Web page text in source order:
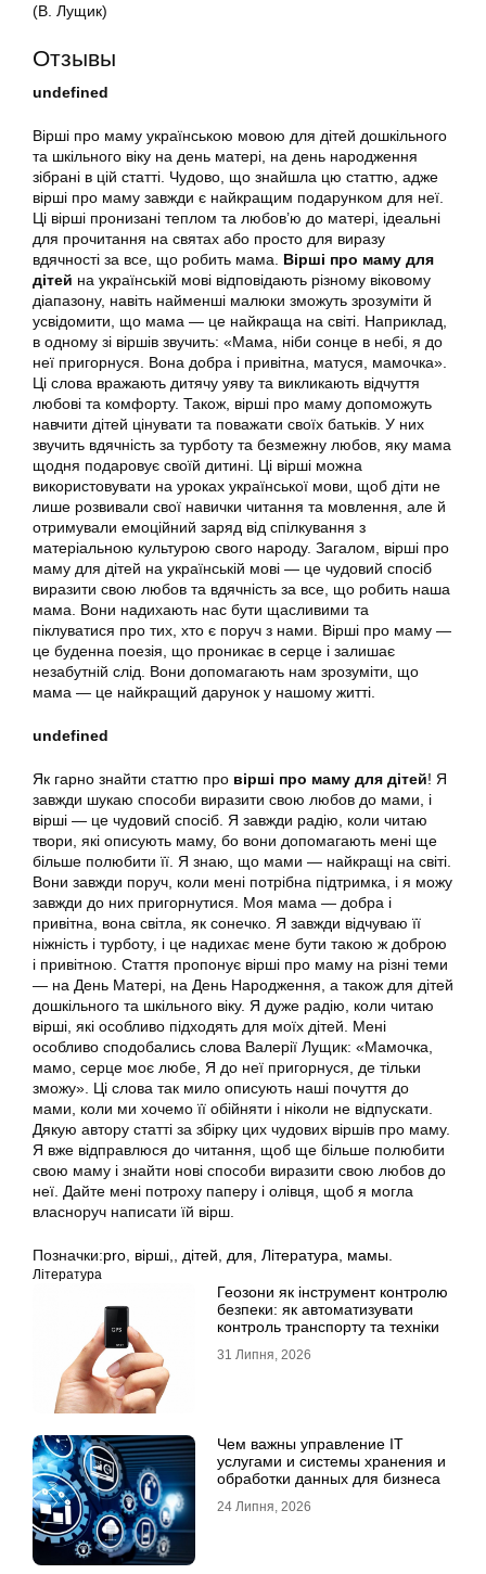
(В. Лущик)
Отзывы
undefined
Вірші про маму українською мовою для дітей дошкільного
та шкільного віку на день матері, на день народження
зібрані в цій статті. Чудово, що знайшла цю статтю, адже
вірші про маму завжди є найкращим подарунком для неї.
Ці вірші пронизані теплом та любов’ю до матері, ідеальні
для прочитання на святах або просто для виразу
вдячності за все, що робить мама. Вірші про маму для
дітей на українській мові відповідають різному віковому
діапазону, навіть найменші малюки зможуть зрозуміти й
усвідомити, що мама — це найкраща на світі. Наприклад,
в одному зі віршів звучить: «Мама, ніби сонце в небі, я до
неї пригорнуся. Вона добра і привітна, матуся, мамочка».
Ці слова вражають дитячу уяву та викликають відчуття
любові та комфорту. Також, вірші про маму допоможуть
навчити дітей цінувати та поважати своїх батьків. У них
звучить вдячність за турботу та безмежну любов, яку мама
щодня подаровує своїй дитині. Ці вірші можна
використовувати на уроках української мови, щоб діти не
лише розвивали свої навички читання та мовлення, але й
отримували емоційний заряд від спілкування з
матеріальною культурою свого народу. Загалом, вірші про
маму для дітей на українській мові — це чудовий спосіб
виразити свою любов та вдячність за все, що робить наша
мама. Вони надихають нас бути щасливими та
піклуватися про тих, хто є поруч з нами. Вірші про маму —
це буденна поезія, що проникає в серце і залишає
незабутній слід. Вони допомагають нам зрозуміти, що
мама — це найкращий дарунок у нашому житті.
undefined
Як гарно знайти статтю про вірші про маму для дітей! Я
завжди шукаю способи виразити свою любов до мами, і
вірші — це чудовий спосіб. Я завжди радію, коли читаю
твори, які описують маму, бо вони допомагають мені ще
більше полюбити її. Я знаю, що мами — найкращі на світі.
Вони завжди поруч, коли мені потрібна підтримка, і я можу
завжди до них пригорнутися. Моя мама — добра і
привітна, вона світла, як сонечко. Я завжди відчуваю її
ніжність і турботу, і це надихає мене бути такою ж доброю
і привітною. Стаття пропонує вірші про маму на різні теми
— на День Матері, на День Народження, а також для дітей
дошкільного та шкільного віку. Я дуже радію, коли читаю
вірші, які особливо підходять для моїх дітей. Мені
особливо сподобались слова Валерії Лущик: «Мамочка,
мамо, серце моє любе, Я до неї пригорнуся, де тільки
зможу». Ці слова так мило описують наші почуття до
мами, коли ми хочемо її обійняти і ніколи не відпускати.
Дякую автору статті за збірку цих чудових віршів про маму.
Я вже відправлюся до читання, щоб ще більше полюбити
свою маму і знайти нові способи виразити свою любов до
неї. Дайте мені потроху паперу і олівця, щоб я могла
власноруч написати їй вірш.
Позначки:pro вірші, дітей для Література мамы.
Література
Геозони як інструмент контролю
безпеки: як автоматизувати
контроль транспорту та техніки
31 Липня, 2026
Чем важны управление IT
услугами и системы хранения и
обработки данных для бизнеса
24 Липня, 2026